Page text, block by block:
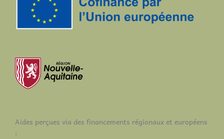
Aides perçues via des financements régionaux et européens
: